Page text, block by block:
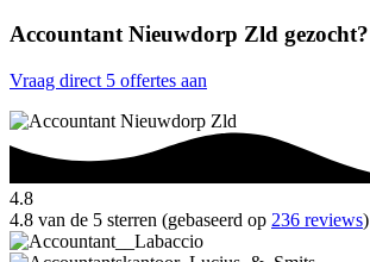
Accountant Nieuwdorp Zld gezocht?
Vraag direct 5 offertes aan
4.8
4.8 van de 5 sterren (gebaseerd op 236 reviews)